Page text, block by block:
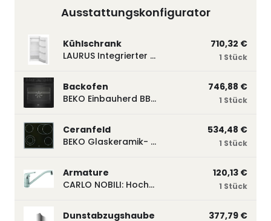
Ausstattungskonfigurator
Kühlschrank
LAURUS Integrierter Kühlautomat LKG122E LKG122E
710,32 €
1 Stück
Backofen
BEKO Einbauherd BBUM113N2B mit Hydrolyse, Schwarz BBUM113N2B
746,88 €
1 Stück
Ceranfeld
BEKO Glaskeramik- Strahlungskochfeld EH 9641 XHN, herdgebunden EH9641XHN
534,48 €
1 Stück
Armature
CARLO NOBILI: Hochdruck- Einhebelmischbatterie Blue, Mischbatterie verchromt 17770
120,13 €
1 Stück
Dunstabzugshaube
377,79 €